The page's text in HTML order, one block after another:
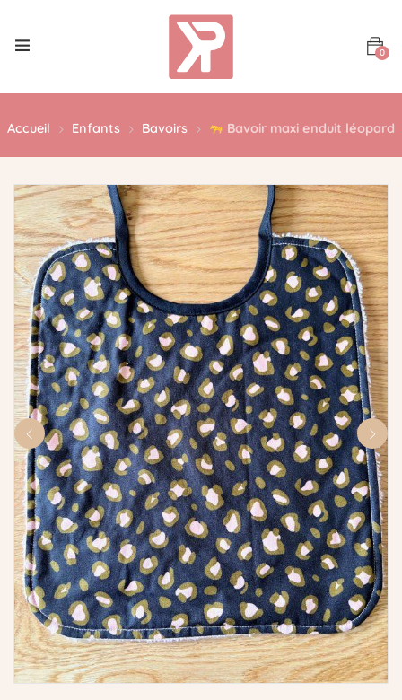
0
Accueil Enfants Bavoirs Bavoir maxi enduit léopard